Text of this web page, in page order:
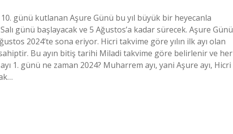
günü kutlanan Aşure Günü bu yıl büyük bir heyecanla
günü başlayacak ve 5 Ağustos’a kadar sürecek. Aşure Günü
2024’te sona eriyor. Hicri takvime göre yılın ilk ayı olan
Bu ayın bitiş tarihi Miladi takvime göre belirlenir ve her
1. günü ne zaman 2024? Muharrem ayı, yani Aşure ayı, Hicri